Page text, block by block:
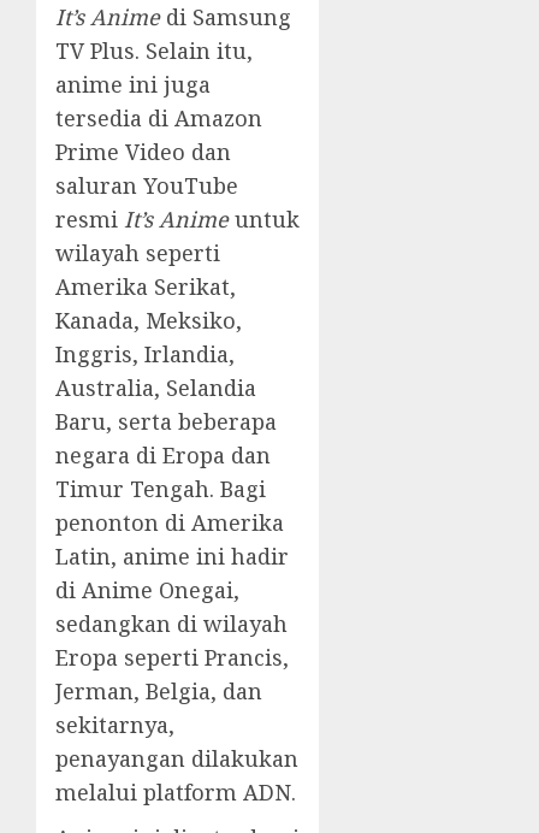
It’s Animedi Samsung
TV Plus. Selain itu,
anime ini juga
tersedia di Amazon
Prime Video dan
saluran YouTube
resmi It’s Animeuntuk
wilayah seperti
Amerika Serikat,
Kanada, Meksiko,
Inggris, Irlandia,
Australia, Selandia
Baru, serta beberapa
negara di Eropa dan
Timur Tengah. Bagi
penonton di Amerika
Latin, anime ini hadir
di Anime Onegai,
sedangkan di wilayah
Eropa seperti Prancis,
Jerman, Belgia, dan
sekitarnya,
penayangan dilakukan
melalui platform ADN.